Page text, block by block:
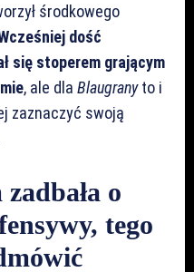
środkowego
dość
się stoperem grającym
, ale dla Blaugranyto i
zaznaczyć swoją
o
tego